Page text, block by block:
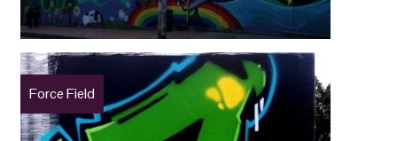
Force Field